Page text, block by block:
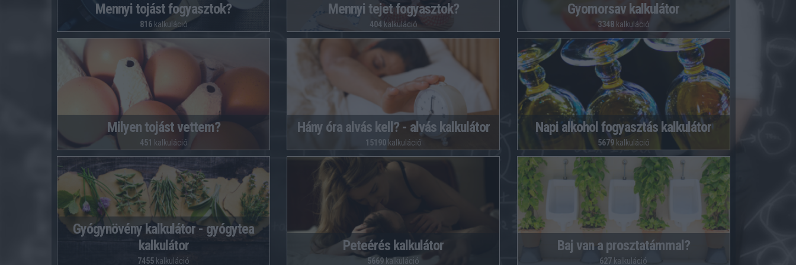
Mennyi tojást fogyasztok?
816kalkuláció
Mennyi tejet fogyasztok?
404kalkuláció
Gyomorsav kalkulátor
3348kalkuláció
Milyen tojást vettem?
451 kalkuláció
Hány óra alvás kell? - alvás kalkulátor
15190kalkuláció
Napi alkohol fogyasztás kalkulátor
5679kalkuláció
Gyógynövény kalkulátor - gyógytea
kalkulátor
7455 kalkuláció
Peteérés kalkulátor
5669kalkuláció
Baj van a prosztatámmal?
627 kalkuláció